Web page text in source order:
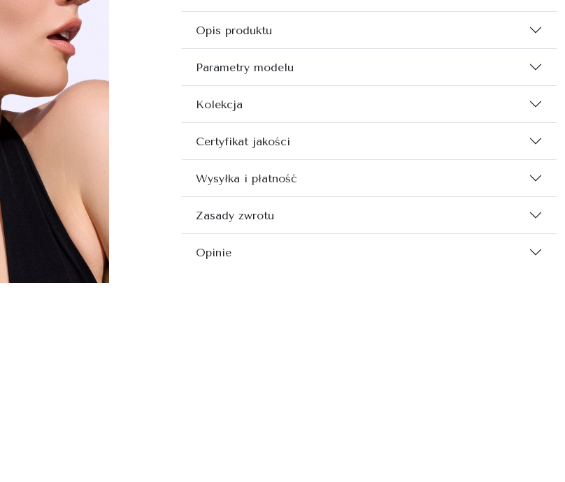
Opis produktu
Parametry modelu
Kolekcja
Certyfikat jakości
Wysyłka i płatność
Zasady zwrotu
Opinie